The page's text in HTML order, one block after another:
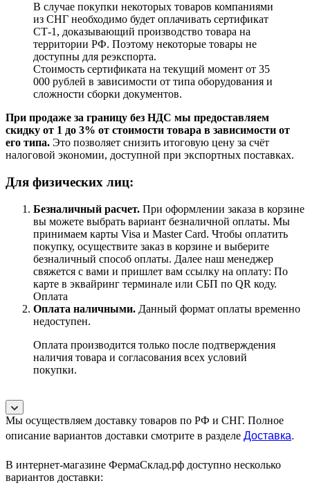
В случае покупки некоторых товаров компаниями
из СНГ необходимо будет оплачивать сертификат
СТ-1, доказывающий производство товара на
территории РФ. Поэтому некоторые товары не
доступны для реэкспорта.
Стоимость сертификата на текущий момент от 35
000 рублей в зависимости от типа оборудования и
сложности сборки документов.
При продаже за границу без НДС мы предоставляем
скидку от 1 до 3% от стоимости товара в зависимости от
его типа. Это позволяет снизить итоговую цену за счёт
налоговой экономии, доступной при экспортных поставках.
Для физических лиц:
Безналичный расчет. При оформлении заказа в корзине
вы можете выбрать вариант безналичной оплаты. Мы
принимаем карты Visa и Master Card. Чтобы оплатить
покупку, осуществите заказ в корзине и выберите
безналичный способ оплаты. Далее наш менеджер
свяжется с вами и пришлет вам ссылку на оплату: По
карте в эквайринг терминале или СБП по QR коду.
Оплата
Оплата наличными. Данный формат оплаты временно
недоступен.
Оплата производится только после подтверждения
наличия товара и согласования всех условий
покупки.
Мы осуществляем доставку товаров по РФ и СНГ. Полное
описание вариантов доставки смотрите в разделе Доставка.
В интернет-магазине ФермаСклад.рф доступно несколько
вариантов доставки: